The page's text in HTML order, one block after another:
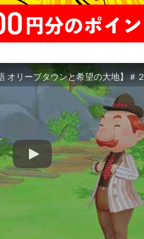
オリーブタウンと希望の大地】＃２